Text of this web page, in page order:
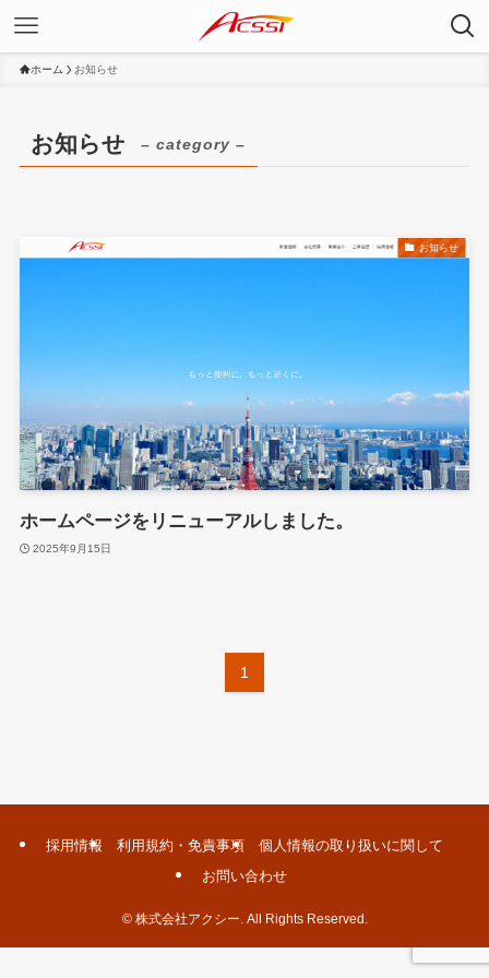
ホーム お知らせ
お知らせ – category –
お知らせ
ホームページをリニューアルしました。
2025年9月15日
1
採用情報 利用規約・免責事項
個人情報の取り扱いに関して
お問い合わせ
©株式会社アクシー. All Rights Reserved.